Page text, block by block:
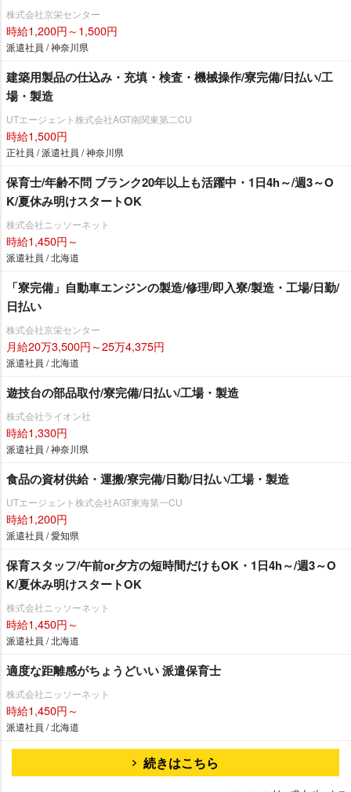
株式会社京栄センター
時給1,200円～1,500円
派遣社員 / 神奈川県
建築用製品の仕込み・充填・検査・機械操作/寮完備/日払い/工
場・製造
UTエージェント株式会社AGT南関東第二CU
時給1,500円
正社員 / 派遣社員 / 神奈川県
保育士/年齢不問 ブランク20年以上も活躍中・1日4h～/週3～O
K/夏休み明けスタートOK
株式会社ニッソーネット
時給1,450円～
派遣社員 / 北海道
「寮完備」自動車エンジンの製造/修理/即入寮/製造・工場/日勤/
日払い
株式会社京栄センター
月給20万3,500円～25万4,375円
派遣社員 / 北海道
遊技台の部品取付/寮完備/日払い/工場・製造
株式会社ライオン社
時給1,330円
派遣社員 / 神奈川県
食品の資材供給・運搬/寮完備/日勤/日払い/工場・製造
UTエージェント株式会社AGT東海第一CU
時給1,200円
派遣社員 / 愛知県
保育スタッフ/午前or夕方の短時間だけもOK・1日4h～/週3～O
K/夏休み明けスタートOK
株式会社ニッソーネット
時給1,450円～
派遣社員 / 北海道
適度な距離感がちょうどいい 派遣保育士
株式会社ニッソーネット
時給1,450円～
派遣社員 / 北海道
続きはこちら